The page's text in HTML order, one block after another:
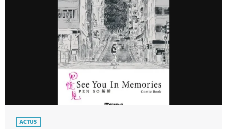
ACTUS